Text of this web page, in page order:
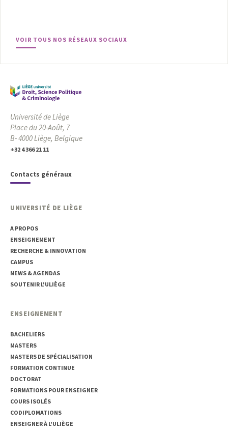
VOIR TOUS NOS RÉSEAUX SOCIAUX
Université de Liège
Place du 20-Août, 7
B- 4000 Liège, Belgique
+32 4 366 21 11
Contacts généraux
UNIVERSITÉ DE LIÈGE
A PROPOS
ENSEIGNEMENT
RECHERCHE & INNOVATION
CAMPUS
NEWS & AGENDAS
SOUTENIR L'ULIÈGE
ENSEIGNEMENT
BACHELIERS
MASTERS
MASTERS DE SPÉCIALISATION
FORMATION CONTINUE
DOCTORAT
FORMATIONS POUR ENSEIGNER
COURS ISOLÉS
CODIPLOMATIONS
ENSEIGNER À L'ULIÈGE